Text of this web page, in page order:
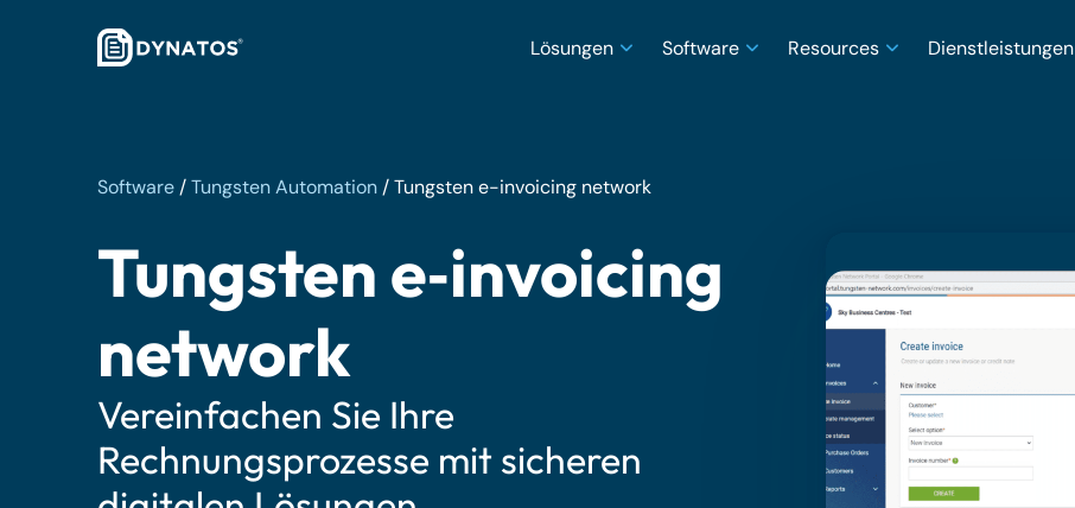
Lösungen Software Resources Dienstleistungen
Software /Tungsten Automation /Tungsten e-invoicing network
Tungsten e‑invoicing
network
Vereinfachen Sie Ihre
Rechnungsprozesse mit sicheren